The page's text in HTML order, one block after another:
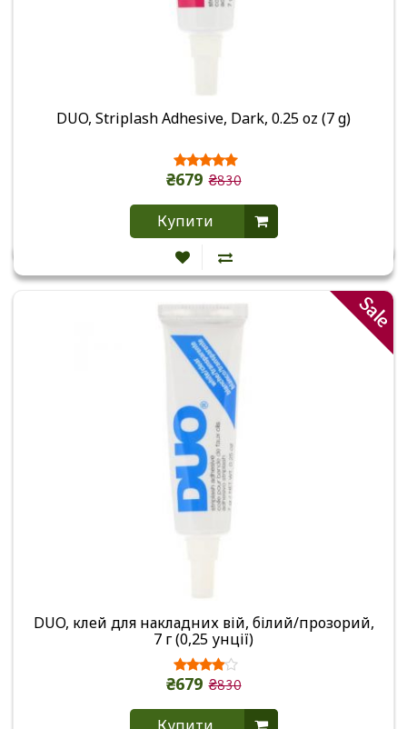
DUO, Striplash Adhesive, Dark, 0.25 oz (7 g)
₴679 ₴830
Купити
Sale
DUO, клей для накладних вій, білий/прозорий,
7 г (0,25 унції)
₴679 ₴830